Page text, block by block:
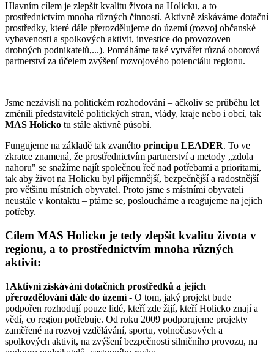
Hlavním cílem je zlepšit kvalitu života na Holicku, a to
prostřednictvím mnoha různých činností. Aktivně získáváme dotační
prostředky, které dále přerozdělujeme do území (rozvoj občanské
vybavenosti a spolkových aktivit, investice do provozoven
drobných podnikatelů,...). Pomáháme také vytvářet různá oborová
partnerství za účelem zvýšení rozvojového potenciálu regionu.
Jsme nezávislí na politickém rozhodování – ačkoliv se průběhu let
změnili představitelé politických stran, vlády, kraje nebo i obcí, tak
MAS Holicko tu stále aktivně působí.
Fungujeme na základě tak zvaného principu LEADER. To ve
zkratce znamená, že prostřednictvím partnerství a metody „zdola
nahoru" se snažíme najít společnou řeč nad potřebami a prioritami,
tak aby život na Holicku byl příjemnější, bezpečnější a radostnější
pro většinu místních obyvatel. Proto jsme s místními obyvateli
neustále v kontaktu – ptáme se, posloucháme a reagujeme na jejich
potřeby.
Cílem MAS Holicko je tedy zlepšit kvalitu života v
regionu, a to prostřednictvím mnoha různých
aktivit:
1 Aktivní získávání dotačních prostředků a jejich
přerozdělování dále do území- O tom, jaký projekt bude
podpořen rozhodují pouze lidé, kteří zde žijí, kteří Holicko znají a
vědí, co region potřebuje. Od roku 2009 podporujeme projekty
zaměřené na rozvoj vzdělávání, sportu, volnočasových a
spolkových aktivit, na zvýšení bezpečnosti silničního provozu, na